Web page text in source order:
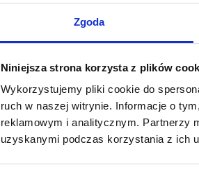
Zgoda
Niniejsza strona korzysta z plików
Wykorzystujemy pliki cookie do
ruch w naszej witrynie. Informacje o
reklamowym i analitycznym. Partnerzy
uzyskanymi podczas korzystania z ich